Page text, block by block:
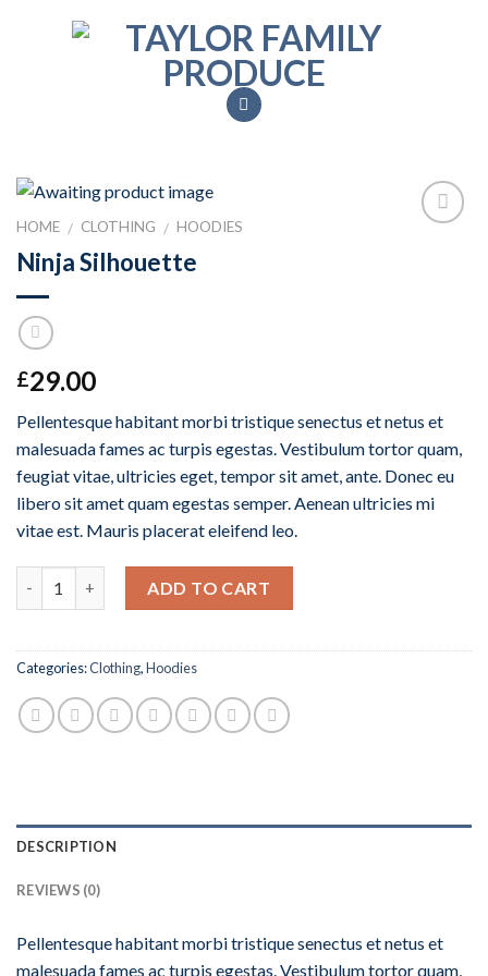
HOME / CLOTHING / HOODIES
Ninja Silhouette
£29.00
Pellentesque habitant morbi tristique senectus et netus et
malesuada fames ac turpis egestas. Vestibulum tortor quam,
feugiat vitae, ultricies eget, tempor sit amet, ante. Donec eu
libero sit amet quam egestas semper. Aenean ultricies mi
vitae est. Mauris placerat eleifend leo.
ADD TO CART
Categories:Clothing,Hoodies
DESCRIPTION
REVIEWS (0)
Pellentesque habitant morbi tristique senectus et netus et
malesuada fames ac turpis egestas. Vestibulum tortor quam,